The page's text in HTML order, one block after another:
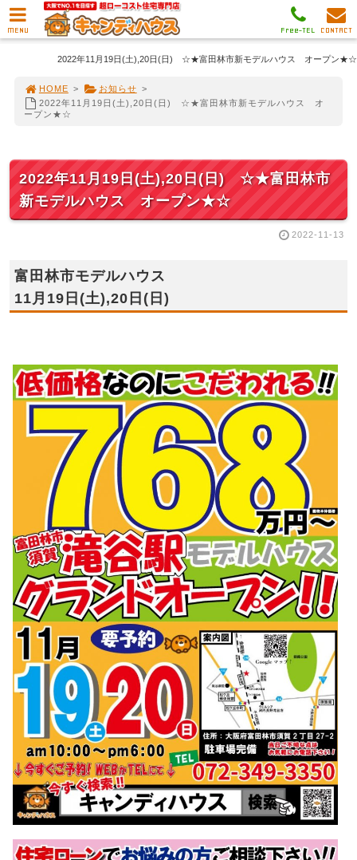
2022年11月19日(土),20日(日) ☆★富田林市新モデルハウス オープン★☆
HOME > お知らせ >
2022年11月19日(土),20日(日) ☆★富田林市新モデルハウス オ
ープン★☆
2022年11月19日(土),20日(日) ☆★富田林市
新モデルハウス オープン★☆
2022-11-13
富田林市モデルハウス
11月19日(土),20日(日)
MENU CONTACT
Free-TEL